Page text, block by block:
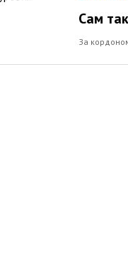
Сам
За